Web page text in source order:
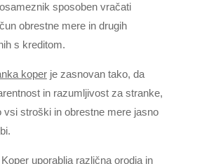
sposoben vračati
obrestne mere in drugih
s kreditom.
koperje zasnovan tako, da
in razumljivost za stranke,
vsi stroški in obrestne mere jasno
uporablja različna orodja in